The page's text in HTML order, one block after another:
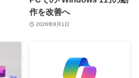
作を改善へ
2026年8月1日